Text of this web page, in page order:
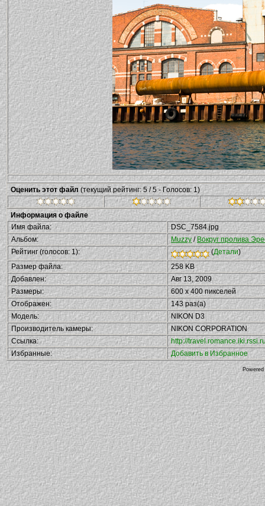
Оценить этот файл(текущий рейтинг: 5 / 5 - Голосов: 1)
Информация о файле
Имя файла:
DSC_7584.jpg
Альбом:
Muzzy/ Вокруг пролива
Рейтинг (голосов: 1):
(Детали)
Размер файла:
258 KB
Добавлен:
Авг 13, 2009
Размеры:
600 x 400 пикселей
Отображен:
143 раз(а)
Модель:
NIKON D3
Производитель камеры:
NIKON CORPORATION
Ссылка:
http://
Избранные:
Добавить в Избранное